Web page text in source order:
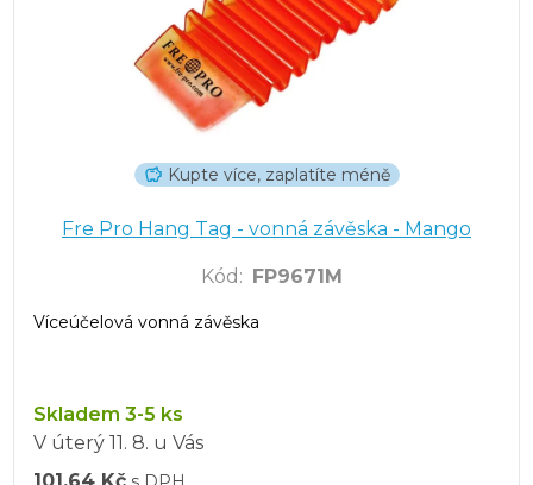
Kupte více, zaplatíte méně
Fre Pro Hang Tag - vonná závěska - Mango
Kód : FP9671M
Víceúčelová vonná závěska
Skladem 3-5 ks
V úterý 11. 8. u Vás